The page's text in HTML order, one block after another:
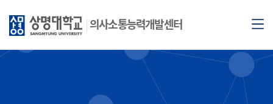
의사소통능력개발센터